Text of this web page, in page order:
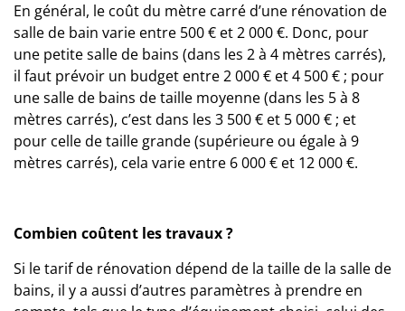
En général, le coût du mètre carré d’une rénovation de
salle de bain varie entre 500 € et 2 000 €. Donc, pour
une petite salle de bains (dans les 2 à 4 mètres carrés),
il faut prévoir un budget entre 2 000 € et 4 500 € ; pour
une salle de bains de taille moyenne (dans les 5 à 8
mètres carrés), c’est dans les 3 500 € et 5 000 € ; et
pour celle de taille grande (supérieure ou égale à 9
mètres carrés), cela varie entre 6 000 € et 12 000 €.
Combien coûtent les travaux ?
Si le tarif de rénovation dépend de la taille de la salle de
bains, il y a aussi d’autres paramètres à prendre en